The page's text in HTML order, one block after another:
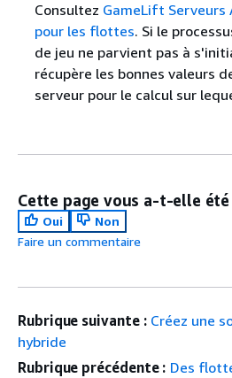
Consultez GameLift Serveurs
pour les flottes. Si le
de jeu ne parvient pas à
récupère les bonnes valeurs
serveur pour le calcul sur
Cette page vous a-t-elle
Oui
Non
Faire un commentaire
Rubrique suivante : Créez une
hybride
Rubrique précédente : Des